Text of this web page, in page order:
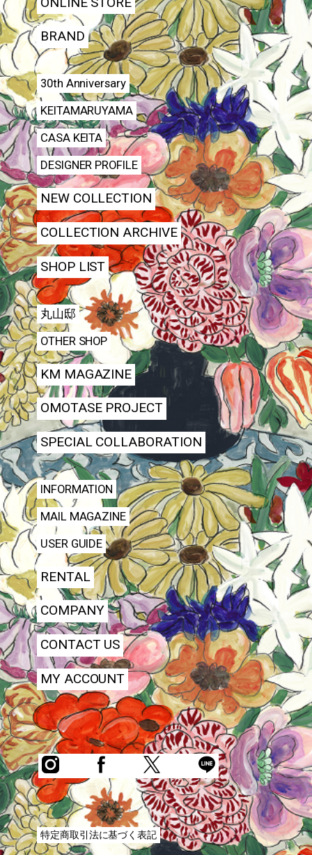
BRAND
30th Anniversary
KEITAMARUYAMA
CASA KEITA
DESIGNER PROFILE
NEW COLLECTION
COLLECTION ARCHIVE
SHOP LIST
丸山邸
OTHER SHOP
KM MAGAZINE
OMOTASE PROJECT
SPECIAL COLLABORATION
INFORMATION
MAIL MAGAZINE
USER GUIDE
RENTAL
COMPANY
CONTACT US
MY ACCOUNT
特定商取引法に基づく表記